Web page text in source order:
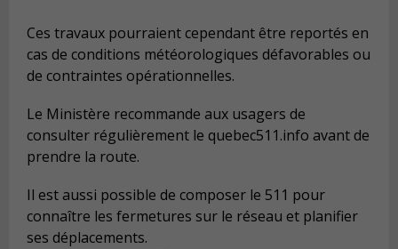
Ces travaux pourraient cependant être reportés en
cas de conditions météorologiques défavorables ou
de contraintes opérationnelles.
Le Ministère recommande aux usagers de
consulter régulièrement le quebec511.info avant de
prendre la route.
Il est aussi possible de composer le 511 pour
connaître les fermetures sur le réseau et planifier
ses déplacements.